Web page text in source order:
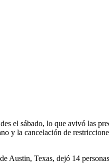
el sábado, lo que avivó las
y la cancelación de
Austin, Texas, dejó 14